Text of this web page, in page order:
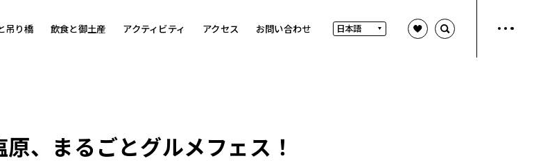
吊り橋 飲食と御土産 アクティビティ アクセス お問い合わせ
、まるごとグルメフェス！